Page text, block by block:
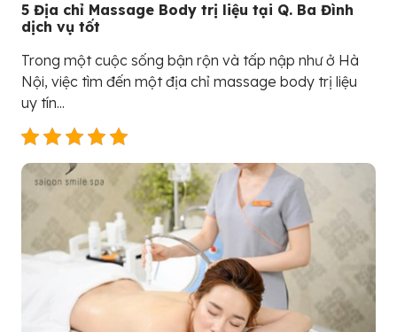
5 Địa chỉ Massage Body trị liệu tại Q. Ba Đình
dịch vụ tốt
Trong một cuộc sống bận rộn và tấp nập như ở Hà
Nội, việc tìm đến một địa chỉ massage body trị liệu
uy tín...